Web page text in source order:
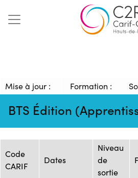
Aller
au
BTS Édition
Mise à jour :
22/01/2025
Formation :
2460472F
Session de formation
Code
CARIF
Dates
Niveau
de
sortie